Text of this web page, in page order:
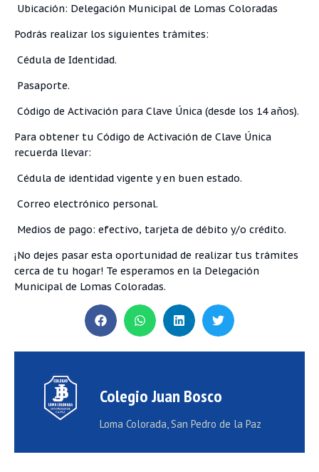
Ubicación: Delegación Municipal de Lomas Coloradas
Podrás realizar los siguientes trámites:
Cédula de Identidad.
Pasaporte.
Código de Activación para Clave Única (desde los 14 años).
Para obtener tu Código de Activación de Clave Única
recuerda llevar:
Cédula de identidad vigente y en buen estado.
Correo electrónico personal.
Medios de pago: efectivo, tarjeta de débito y/o crédito.
¡No dejes pasar esta oportunidad de realizar tus trámites
cerca de tu hogar! Te esperamos en la Delegación
Municipal de Lomas Coloradas.
Colegio Juan Bosco
Loma Colorada, San Pedro de la Paz